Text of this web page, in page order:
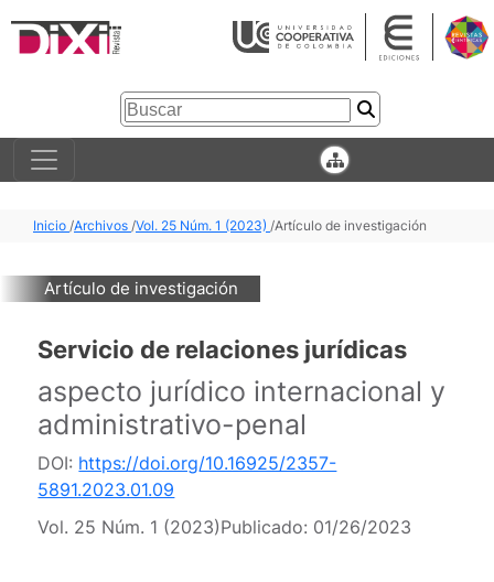
Inicio /Archivos /Vol. 25 Núm. 1 (2023) /Artículo de investigación
Artículo de investigación
Servicio de relaciones jurídicas
aspecto jurídico internacional y
administrativo-penal
DOI: https://doi.org/10.16925/2357-
5891.2023.01.09
Vol. 25 Núm. 1 (2023)Publicado: 01/26/2023